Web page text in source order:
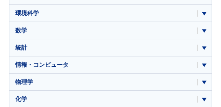
環境科学
数学
統計
情報・コンピュータ
物理学
化学